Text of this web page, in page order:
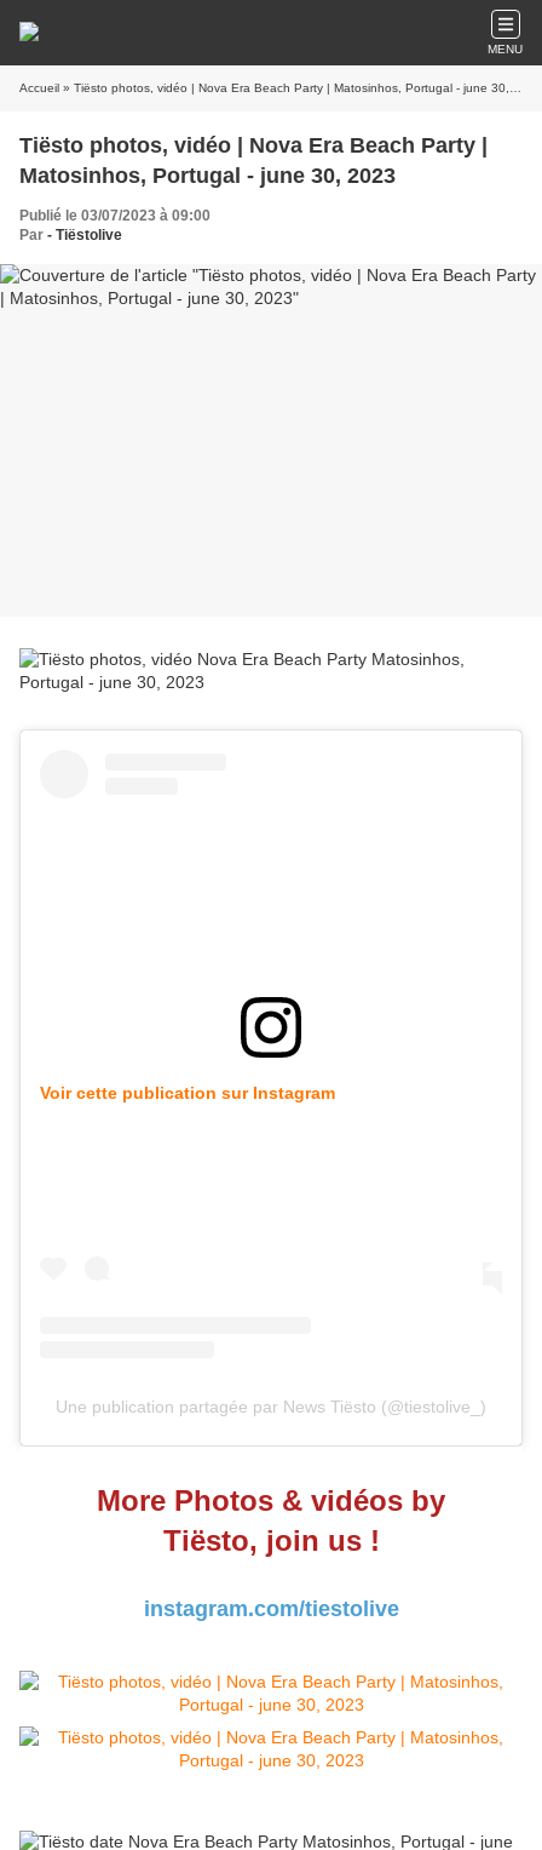
MENU
Accueil » Tiësto photos, vidéo | Nova Era Beach Party | Matosinhos, Portugal - june 30, 2023
Tiësto photos, vidéo | Nova Era Beach Party |
Matosinhos, Portugal - june 30, 2023
Publié le 03/07/2023 à 09:00
Par - Tiëstolive
Voir cette publication sur Instagram
Une publication partagée par News Tiësto (@tiestolive_)
More Photos & vidéos by
Tiësto, join us !
instagram.com/tiestolive